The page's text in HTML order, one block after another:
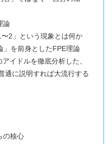
論
2」という現象とは何か
を前身としたFPE理論
イドルを徹底分析した、
に説明すれば大流行する
の核心